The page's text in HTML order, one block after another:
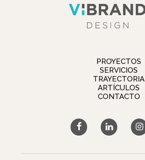
PROYECTOS
SERVICIOS
TRAYECTORIA
ARTÍCULOS
CONTACTO